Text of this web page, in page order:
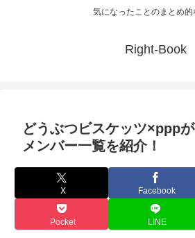
気になったことのまとめ的
Right-Book
どうぶつビスケッツ×ppp
メンバー一覧を紹介！
X Facebook
Pocket LINE